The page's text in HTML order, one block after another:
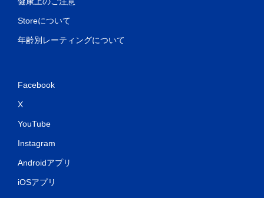
Storeについて
年齢別レーティングについて
Facebook
X
YouTube
Instagram
Androidアプリ
iOSアプリ